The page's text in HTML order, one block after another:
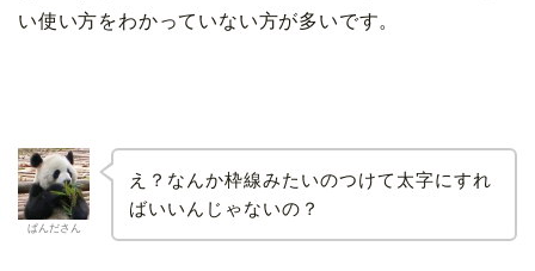
い使い方をわかっていない方が多いです。
ぱんださん
え？なんか枠線みたいのつけて太字にすれ
ばいいんじゃないの？